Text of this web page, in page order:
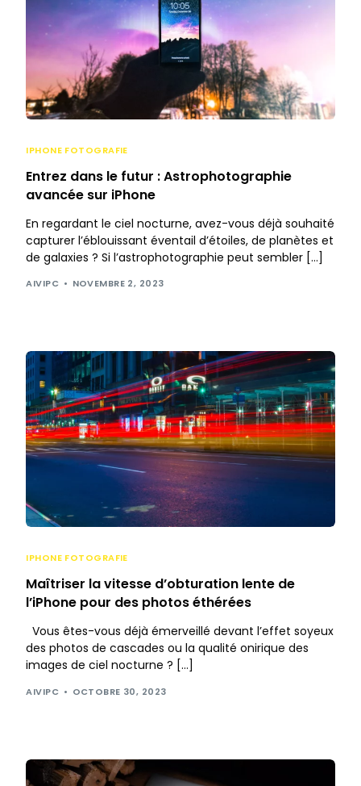
IPHONE FOTOGRAFIE
Entrez dans le futur : Astrophotographie
avancée sur iPhone
En regardant le ciel nocturne, avez-vous déjà souhaité
capturer l’éblouissant éventail d’étoiles, de planètes et
de galaxies ? Si l’astrophotographie peut sembler […]
AIVIPC NOVEMBRE 2, 2023
IPHONE FOTOGRAFIE
Maîtriser la vitesse d’obturation lente de
l’iPhone pour des photos éthérées
Vous êtes-vous déjà émerveillé devant l’effet soyeux
des photos de cascades ou la qualité onirique des
images de ciel nocturne ? […]
AIVIPC OCTOBRE 30, 2023